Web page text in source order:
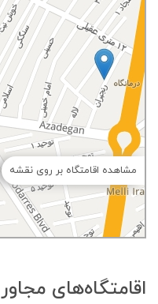
مشاهده اقامتگاه بر روی نقشه
اقامتگاه‌های مجاور